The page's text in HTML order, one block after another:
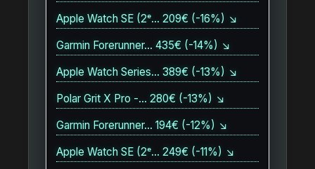
Apple Watch SE (2ᵉ… 209€ (-16%) ↘
Garmin Forerunner… 435€ (-14%) ↘
Apple Watch Series… 389€ (-13%) ↘
Polar Grit X Pro -… 280€ (-13%) ↘
Garmin Forerunner… 194€ (-12%) ↘
Apple Watch SE (2ᵉ… 249€ (-11%) ↘